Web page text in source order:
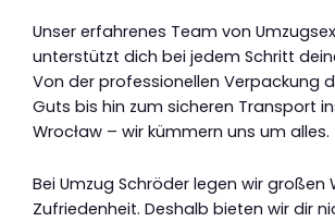
Unser erfahrenes Team von
unterstützt dich bei jedem Schritt
Von der professionellen Verpackung
Guts bis hin zum sicheren Transport
Wrocław – wir kümmern uns um alles.
Bei Umzug Schröder legen wir großen
Zufriedenheit. Deshalb bieten wir dir